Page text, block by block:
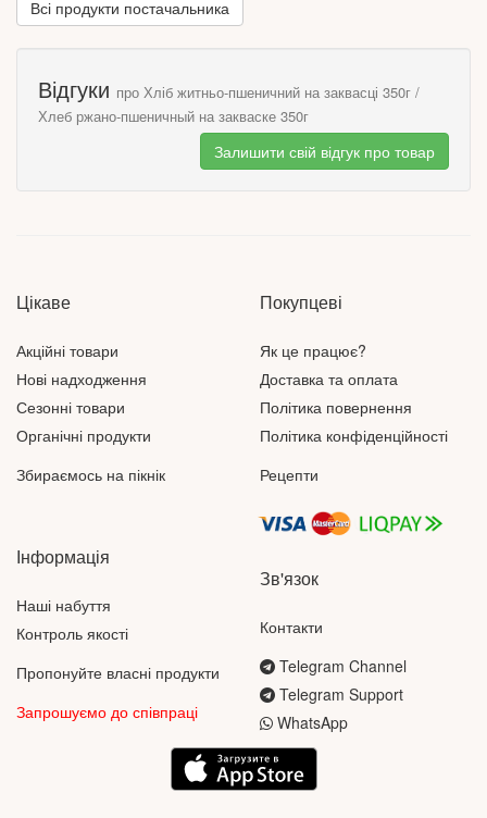
Всі продукти постачальника
Відгуки про Хліб житньо-пшеничний на заквасці 350г /
Хлеб ржано-пшеничный на закваске 350г
Залишити свій відгук про товар
Цікаве
Акційні товари
Нові надходження
Сезонні товари
Органічні продукти
Збираємось на пікнік
Покупцеві
Як це працює?
Доставка та оплата
Політика повернення
Політика конфіденційності
Рецепти
Інформація
Наші набуття
Контроль якості
Пропонуйте власні продукти
Запрошуємо до співпраці
Зв'язок
Контакти
Telegram Channel
Telegram Support
WhatsApp